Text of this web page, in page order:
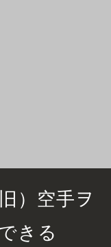
）空手ヲ
きる